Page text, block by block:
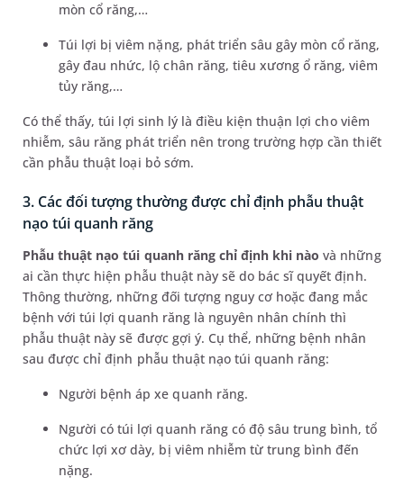
mòn cổ răng,…
Túi lợi bị viêm nặng, phát triển sâu gây mòn cổ răng,
gây đau nhức, lộ chân răng, tiêu xương ổ răng, viêm
tủy răng,…
Có thể thấy, túi lợi sinh lý là điều kiện thuận lợi cho viêm
nhiễm, sâu răng phát triển nên trong trường hợp cần thiết
cần phẫu thuật loại bỏ sớm.
3. Các đối tượng thường được chỉ định phẫu thuật
nạo túi quanh răng
Phẫu thuật nạo túi quanh răng chỉ định khi nàovà những
ai cần thực hiện phẫu thuật này sẽ do bác sĩ quyết định.
Thông thường, những đối tượng nguy cơ hoặc đang mắc
bệnh với túi lợi quanh răng là nguyên nhân chính thì
phẫu thuật này sẽ được gợi ý. Cụ thể, những bệnh nhân
sau được chỉ định phẫu thuật nạo túi quanh răng:
Người bệnh áp xe quanh răng.
Người có túi lợi quanh răng có độ sâu trung bình, tổ
chức lợi xơ dày, bị viêm nhiễm từ trung bình đến
nặng.